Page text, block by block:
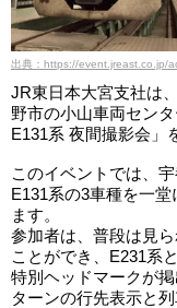
出典：https://event.jreast.co.jp/
JR東日本大宮支社は
野市の小山車両セン
E131系 夜間撮影会」
このイベントでは、
E131系の3車種を一
ます。
参加者は、普段は見
ことができ、E231系
特別ヘッドマークが
ターンの行先表示と